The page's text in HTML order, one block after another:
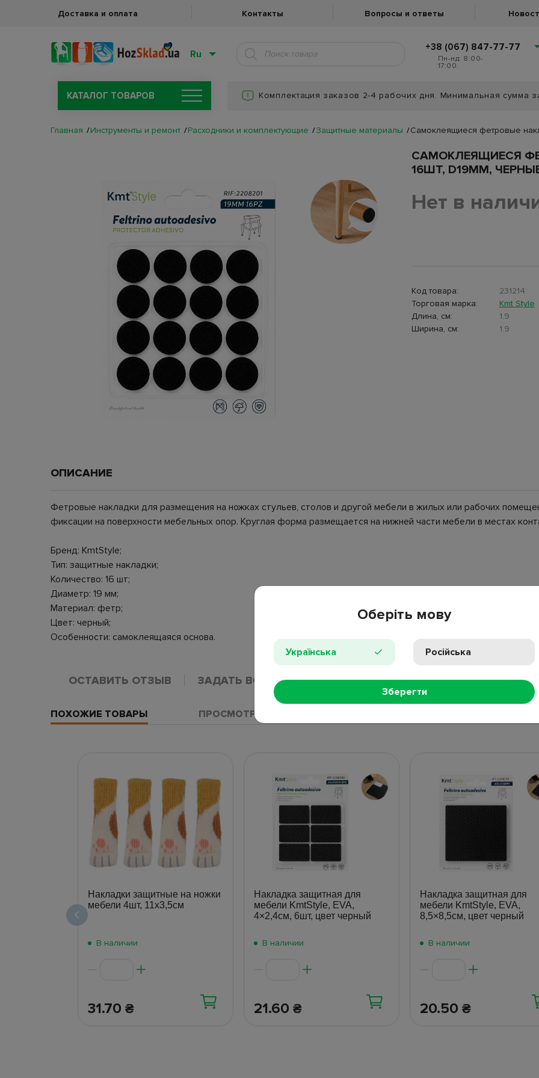
Доставка и оплата Контакты Вопросы и ответы
Ru
+38 (067) 847-77-77
Пн-нд: 8:00-
17:00.
КАТАЛОГ ТОВАРОВ Комплектация заказов 2-4 рабочих дня. Минимальная сумма
Главная Инструменты и ремонт Расходники и комплектующие Защитные материалы Самоклеящиеся фетровые
САМОКЛЕЯЩИЕСЯ
16ШТ, D19ММ,
Нет в
Код товара:
231214
Торговая марка:
Kmt Style
Длина, см:
1.9
Ширина, см:
1.9
ОПИСАНИЕ
Фетровые накладки для размещения на ножках стульев, столов и другой мебели в жилых или рабочих
фиксации на поверхности мебельных опор. Круглая форма размещается на нижней части мебели в местах
Бренд: KmtStyle;
Тип: защитные накладки;
Количество: 16 шт;
Диаметр: 19 мм;
Материал: фетр;
Цвет: черный;
Особенности: самоклеящаяся основа.
ОСТАВИТЬ ОТЗЫВ ЗАДАТЬ ВОПРОС
ПОХОЖИЕ ТОВАРЫ ПРОСМОТРЕННЫЕ ТОВАРЫ
Накладки защитные на ножки
мебели 4шт, 11х3,5см
В наличии
31.70 ₴
Накладка защитная для
мебели KmtStyle, EVA,
4×2,4см, 6шт, цвет черный
В наличии
21.60 ₴
Накладка защитная для
мебели KmtStyle, EVA,
8,5×8,5см, цвет черный
В наличии
20.50 ₴
Оберіть мову
Українська Російська
Зберегти